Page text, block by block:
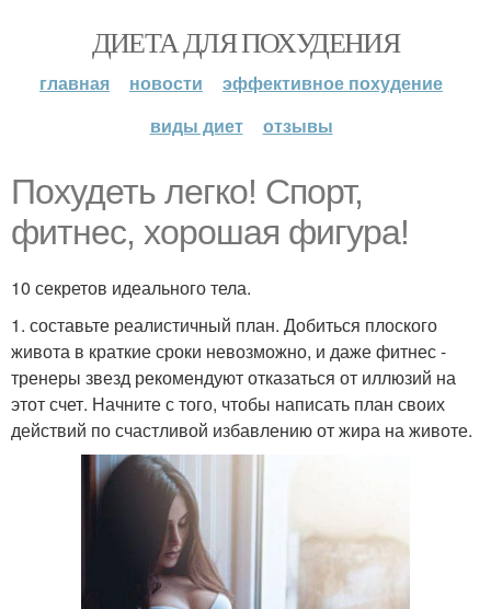
ДИЕТА ДЛЯ ПОХУДЕНИЯ
главная новости
эффективное похудение
виды диет
отзывы
Похудеть легко! Спорт,
фитнес, хорошая фигура!
10 секретов идеального тела.
1. составьте реалистичный план. Добиться плоского
живота в краткие сроки невозможно, и даже фитнес -
тренеры звезд рекомендуют отказаться от иллюзий на
этот счет. Начните с того, чтобы написать план своих
действий по счастливой избавлению от жира на животе.